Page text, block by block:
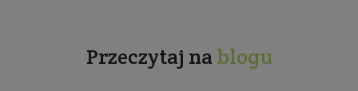
Przeczytaj na blogu